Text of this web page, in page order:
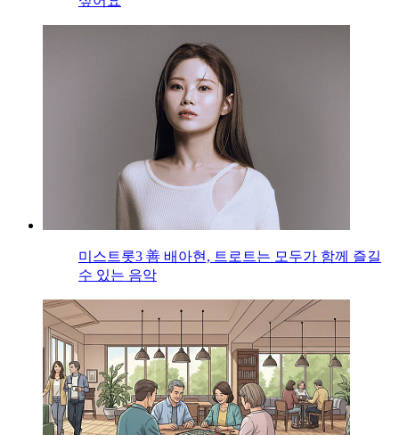
미스트롯3 善 배아현, 트로트는 모두가 함께 즐길
수 있는 음악